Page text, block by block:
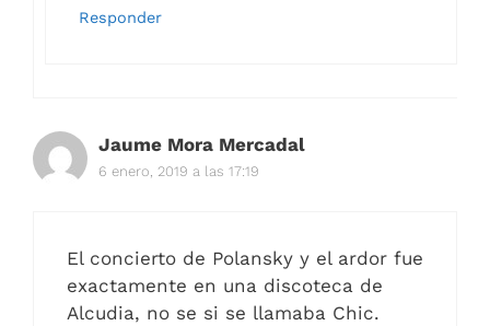
Responder
Jaume Mora Mercadal
6 enero, 2019 a las 17:19
El concierto de Polansky y el ardor fue
exactamente en una discoteca de
Alcudia, no se si se llamaba Chic.